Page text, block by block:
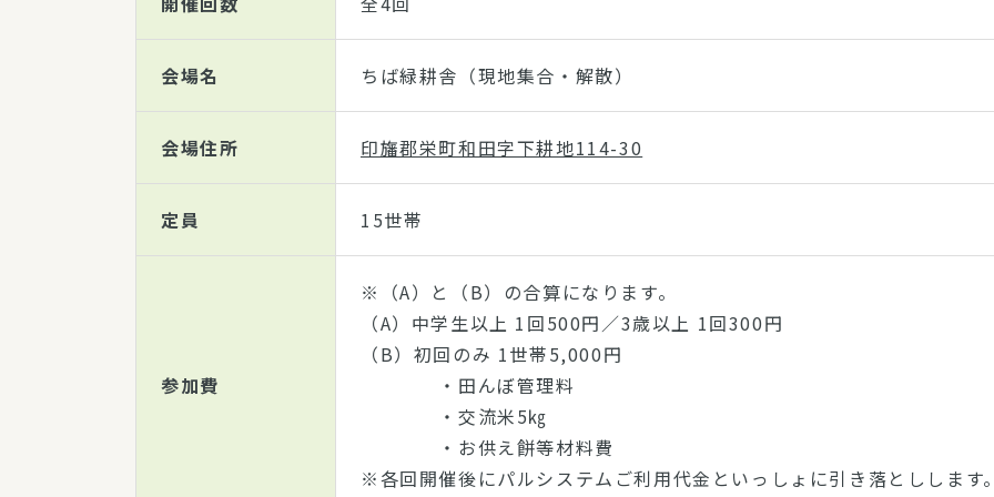
会場名 ちば緑耕舎（現地集合・解散）
会場住所 印旛郡栄町和田字下耕地114-30
定員 15世帯
参加費
※（A）と（B）の合算になります。
（A）中学生以上 1回500円／3歳以上 1回300円
（B）初回のみ 1世帯5,000円
・田んぼ管理料
・交流米5㎏
・お供え餅等材料費
※各回開催後にパルシステムご利用代金といっしょに引き落としします